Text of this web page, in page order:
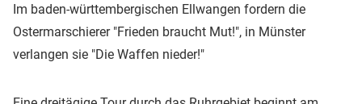
Im baden-württembergischen Ellwangen fordern die
Ostermarschierer "Frieden braucht Mut!", in Münster
verlangen sie "Die Waffen nieder!"